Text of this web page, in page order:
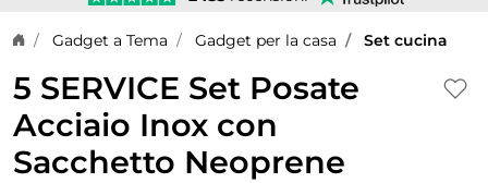
Home page
Gadget a Tema Gadget per la casa Set cucina
5 SERVICE Set Posate
Acciaio Inox con
Sacchetto Neoprene